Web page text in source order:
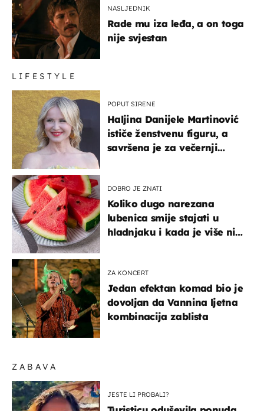
ZABAVA
JESTE LI PROBALI?
NASLJEDNIK
Rade mu iza leđa, a on toga
nije svjestan
LIFESTYLE
POPUT SIRENE
Haljina Danijele Martinović
ističe ženstvenu figuru, a
savršena je za večernji
DOBRO JE ZNATI
Koliko dugo narezana
lubenica smije stajati u
hladnjaku i kada je više nije
ZA KONCERT
Jedan efektan komad bio je
dovoljan da Vannina ljetna
kombinacija zablista